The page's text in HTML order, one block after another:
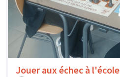
Jouer aux échec à l'école